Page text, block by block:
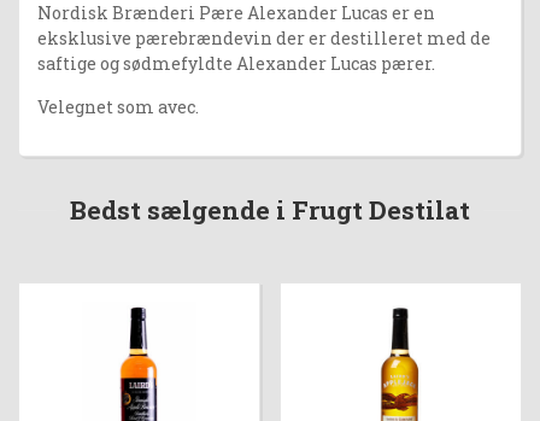
Nordisk Brænderi Pære Alexander Lucas er en
eksklusive pærebrændevin der er destilleret med de
saftige og sødmefyldte Alexander Lucas pærer.
Velegnet som avec.
Bedst sælgende i Frugt Destilat